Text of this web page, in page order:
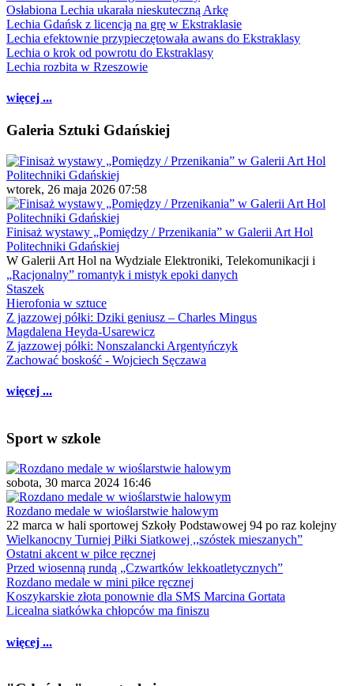
Osłabiona Lechia ukarała nieskuteczną Arkę
Lechia Gdańsk z licencją na grę w Ekstraklasie
Lechia efektownie przypieczętowała awans do Ekstraklasy
Lechia o krok od powrotu do Ekstraklasy
Lechia rozbita w Rzeszowie
więcej ...
Galeria Sztuki Gdańskiej
wtorek, 26 maja 2026 07:58
Finisaż wystawy „Pomiędzy / Przenikania” w Galerii Art Hol
Politechniki Gdańskiej
W Galerii Art Hol na Wydziale Elektroniki, Telekomunikacji i
„Racjonalny” romantyk i mistyk epoki danych
Staszek
Hierofonia w sztuce
Z jazzowej półki: Dziki geniusz – Charles Mingus
Magdalena Heyda-Usarewicz
Z jazzowej półki: Nonszalancki Argentyńczyk
Zachować boskość - Wojciech Sęczawa
więcej ...
Sport w szkole
sobota, 30 marca 2024 16:46
Rozdano medale w wioślarstwie halowym
22 marca w hali sportowej Szkoły Podstawowej 94 po raz kolejny
Wielkanocny Turniej Piłki Siatkowej ,,szóstek mieszanych”
Ostatni akcent w piłce ręcznej
Przed wiosenną rundą „Czwartków lekkoatletycznych”
Rozdano medale w mini piłce ręcznej
Koszykarskie złota ponownie dla SMS Marcina Gortata
Licealna siatkówka chłopców ma finiszu
więcej ...